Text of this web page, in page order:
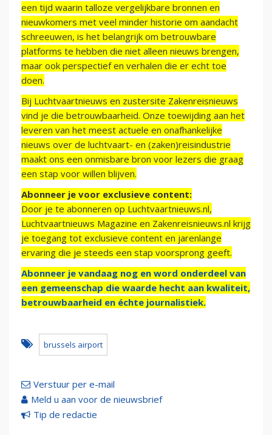
een tijd waarin talloze vergelijkbare bronnen en
nieuwkomers met veel minder historie om aandacht
schreeuwen, is het belangrijk om betrouwbare
platforms te hebben die niet alleen nieuws brengen,
maar ook perspectief en verhalen die er echt toe
doen.
Bij Luchtvaartnieuws en zustersite Zakenreisnieuws
vind je die betrouwbaarheid. Onze toewijding aan het
leveren van het meest actuele en onafhankelijke
nieuws over de luchtvaart- en (zaken)reisindustrie
maakt ons een onmisbare bron voor lezers die graag
een stap voor willen blijven.
Abonneer je voor exclusieve content:
Door je te abonneren op Luchtvaartnieuws.nl,
Luchtvaartnieuws Magazine en Zakenreisnieuws.nl krijg
je toegang tot exclusieve content en jarenlange
ervaring die je steeds een stap voorsprong geeft.
Abonneer je vandaag nog en word onderdeel van
een gemeenschap die waarde hecht aan kwaliteit,
betrouwbaarheid en échte journalistiek.
brussels airport
Verstuur per e-mail
Meld u aan voor de nieuwsbrief
Tip de redactie